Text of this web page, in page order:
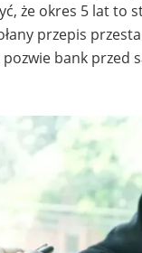
że okres 5 lat to
przepis
bank